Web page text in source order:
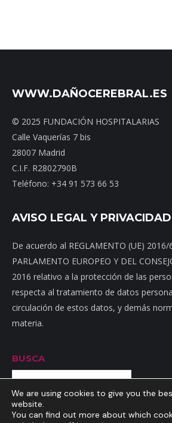
WWW.DAÑOCEREBRAL.ES
© 2025 FUNDACIÓN HOSPITALARIAS
Calle Vaquerías 7 bis
28007 Madrid
C.I.F. R2802790B
Teléfono: +34 91 573 66 53
AVISO LEGAL Y
De acuerdo al REGLAMENTO (UE) 2016/
PARLAMENTO EUROPEO Y DEL
2016 relativo a la protección de las
respecta al tratamiento de datos
circulación de estos datos, y demás
materia.
BUSCA
Buscar
We are using cookies to give you the
website.
You can find out more about which